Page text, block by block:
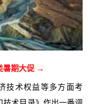
暑期大促 →
技术权益等多方面考